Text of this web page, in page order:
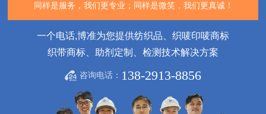
同样是服务，我们更专业； 同样是微笑，我们更真诚！
一个电话,博准为您提供纺织品、织唛印唛商标
织带商标、助剂定制、检测技术解决方案
咨询电话： 138-2913-8856